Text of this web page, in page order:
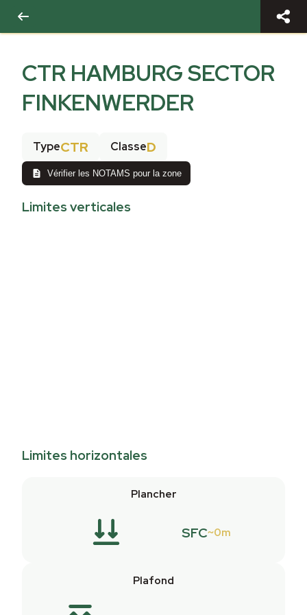
CTR HAMBURG SECTOR
FINKENWERDER
TypeCTR ClasseD
Vérifier les NOTAMS pour la zone
Limites verticales
Limites horizontales
Plancher
SFC 0m
Plafond